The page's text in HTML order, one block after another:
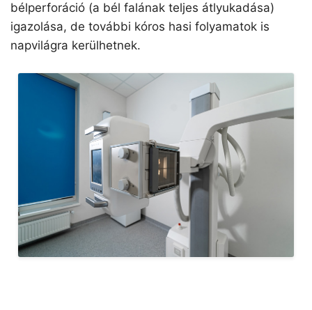
bélperforáció (a bél falának teljes átlyukadása)
igazolása, de további kóros hasi folyamatok is
napvilágra kerülhetnek.